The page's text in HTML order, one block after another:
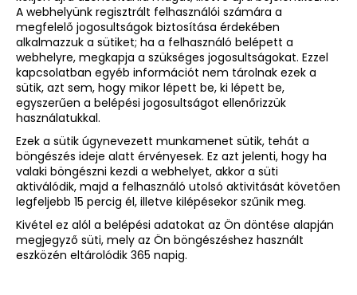
A webhelyünk regisztrált felhasználói számára a
megfelelő jogosultságok biztosítása érdekében
alkalmazzuk a sütiket; ha a felhasználó belépett a
webhelyre, megkapja a szükséges jogosultságokat. Ezzel
kapcsolatban egyéb információt nem tárolnak ezek a
sütik, azt sem, hogy mikor lépett be, ki lépett be,
egyszerűen a belépési jogosultságot ellenőrizzük
használatukkal.
Ezek a sütik úgynevezett munkamenet sütik, tehát a
böngészés ideje alatt érvényesek. Ez azt jelenti, hogy ha
valaki böngészni kezdi a webhelyet, akkor a süti
aktiválódik, majd a felhasználó utolsó aktivitását követően
legfeljebb 15 percig él, illetve kilépésekor szűnik meg.
Kivétel ez alól a belépési adatokat az Ön döntése alapján
megjegyző süti, mely az Ön böngészéshez használt
eszközén eltárolódik 365 napig.